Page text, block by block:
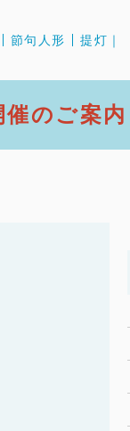
節句人形 提灯｜
催のご案内